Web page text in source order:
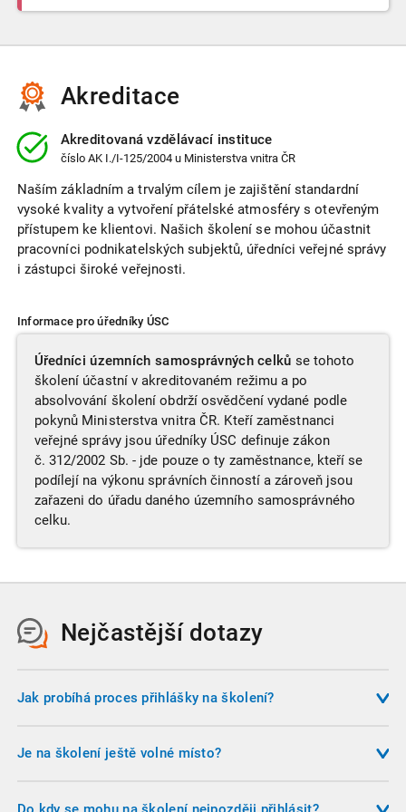
Akreditace
Akreditovaná vzdělávací instituce
číslo AK I./I-125/2004u Ministerstva vnitra ČR
Naším základním a trvalým cílem je zajištění standardní
vysoké kvality a vytvoření přátelské atmosféry s otevřeným
přístupem ke klientovi. Našich školení se mohou účastnit
pracovníci podnikatelských subjektů, úředníci veřejné správy
i zástupci široké veřejnosti.
Informace pro úředníky ÚSC
Úředníci územních samosprávných celků se tohoto
školení účastní v akreditovaném režimu a po
absolvování školení obdrží osvědčení vydané podle
pokynů Ministerstva vnitra ČR. Kteří zaměstnanci
veřejné správy jsou úředníky ÚSC definuje zákon
č. 312/2002 Sb. - jde pouze o ty zaměstnance, kteří se
podílejí na výkonu správních činností a zároveň jsou
zařazeni do úřadu daného územního samosprávného
celku.
Nejčastější dotazy
Jak probíhá proces přihlášky na školení?
nejsnadnější cestou, jak se přihlásit, je vyplnit objednávku
Je na školení ještě volné místo?
webových stránkách, a na které se jde přihlásit, je volné